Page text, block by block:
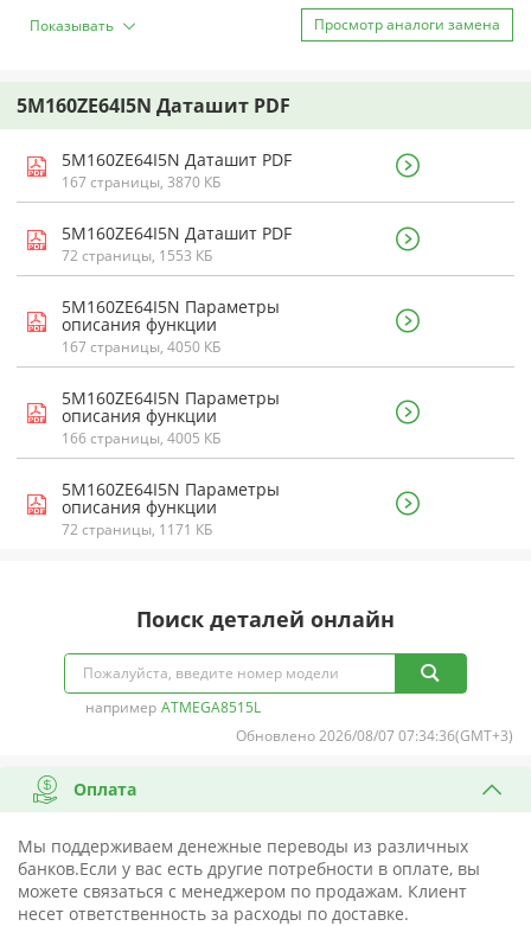
Показывать Просмотр аналоги замена
5M160ZE64I5N Даташит PDF
5M160ZE64I5N Даташит PDF
167 страницы, 3870 КБ
5M160ZE64I5N Даташит PDF
72 страницы, 1553 КБ
5M160ZE64I5N Параметры
описания функции
167 страницы, 4050 КБ
5M160ZE64I5N Параметры
описания функции
166 страницы, 4005 КБ
5M160ZE64I5N Параметры
описания функции
72 страницы, 1171 КБ
Поиск деталей онлайн
например ATMEGA8515L
Обновлено 2026/08/07 07:34:36(GMT+3)
Оплата
Мы поддерживаем денежные переводы из различных
банков.Если у вас есть другие потребности в оплате, вы
можете связаться с менеджером по продажам. Клиент
несет ответственность за расходы по доставке.